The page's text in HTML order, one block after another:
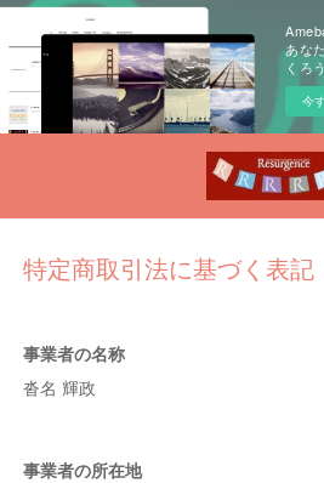
あな
くろう
今
特定商取引法に基づく表記
事業者の名称
沓名 輝政
事業者の所在地